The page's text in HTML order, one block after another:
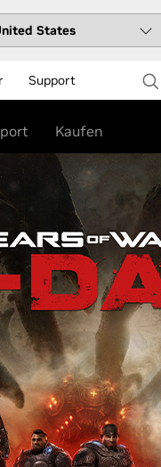
Support
Kaufen